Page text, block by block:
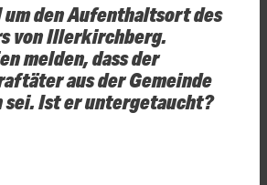
den Aufenthaltsort des
von Illerkirchberg.
melden, dass der
aus der Gemeinde
sei. Ist er untergetaucht?